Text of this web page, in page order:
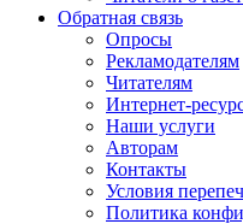
Обратная связь
Опросы
Рекламодателям
Читателям
Интернет-
Наши услуги
Авторам
Контакты
Условия
Политика